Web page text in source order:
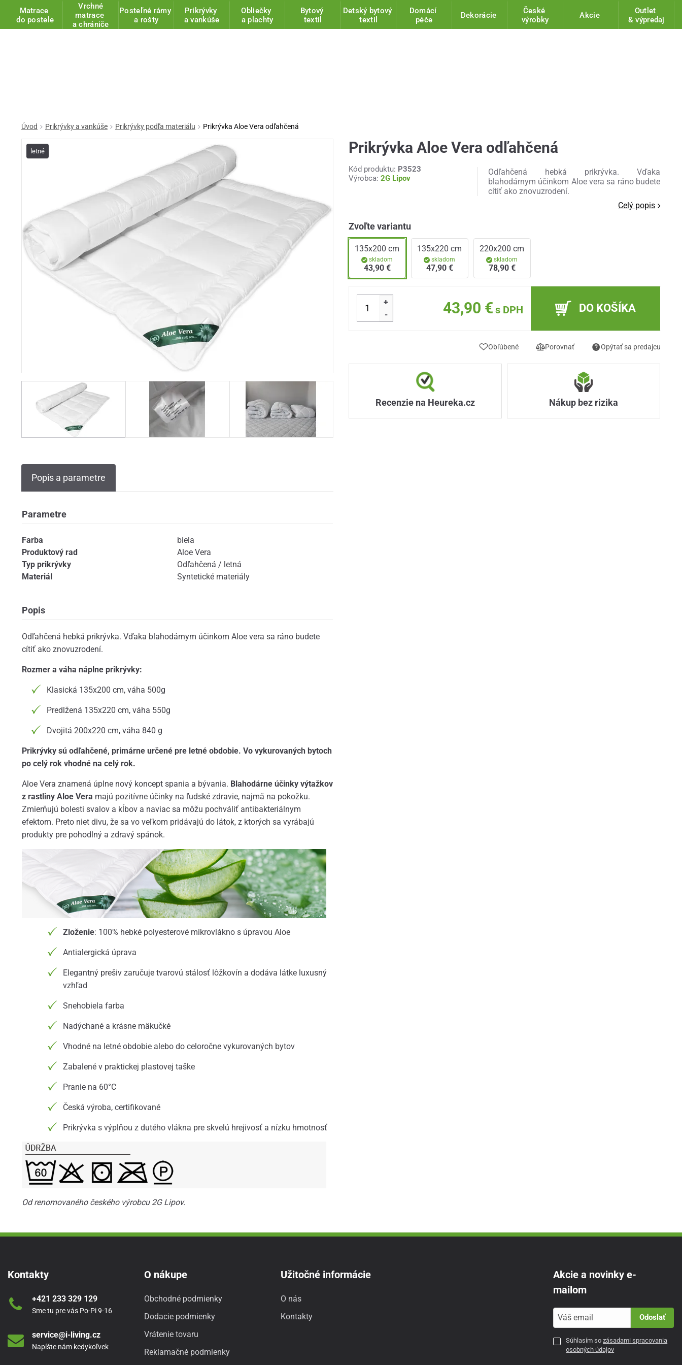
Matrace
do postele
Vrchné
matrace
a chrániče
Posteľné rámy
a rošty
Prikrývky
a vankúše
Obliečky
a plachty
Bytový
textil
Detský bytový
textil
Domácí
péče
Dekorácie
České
výrobky
Akcie
Outlet
& výpredaj
Úvod Prikrývky a vankúše Prikrývky podľa materiálu Prikrývka Aloe Vera odľahčená
letné
Popis a parametre
Parametre
Farba
biela
Produktový rad
Aloe Vera
Typ prikrývky
Odľahčená / letná
Materiál
Syntetické materiály
Popis
Odľahčená hebká prikrývka. Vďaka blahodárnym účinkom Aloe vera sa ráno budete
cítiť ako znovuzrodení.
Rozmer a váha náplne prikrývky:
Klasická 135x200 cm, váha 500g
Predlžená 135x220 cm, váha 550g
Dvojitá 200x220 cm, váha 840 g
Prikrývky sú odľahčené, primárne určené pre letné obdobie. Vo vykurovaných bytoch
po celý rok vhodné na celý rok.
Aloe Vera znamená úplne nový koncept spania a bývania. Blahodárne účinky výtažkov
z rastliny Aloe Vera majú pozitívne účinky na ľudské zdravie, najmä na pokožku.
Zmierňujú bolesti svalov a kĺbov a naviac sa môžu pochváliť antibakteriálnym
efektom. Preto niet divu, že sa vo veľkom pridávajú do látok, z ktorých sa vyrábajú
produkty pre pohodlný a zdravý spánok.
Zloženie: 100% hebké polyesterové mikrovlákno s úpravou Aloe
Antialergická úprava
Elegantný prešiv zaručuje tvarovú stálosť lôžkovín a dodáva látke luxusný
vzhľad
Snehobiela farba
Nadýchané a krásne mäkučké
Vhodné na letné obdobie alebo do celoročne vykurovaných bytov
Zabalené v praktickej plastovej taške
Pranie na 60°C
Česká výroba, certifikované
Prikrývka s výplňou z dutého vlákna pre skvelú hrejivosť a nízku hmotnosť
Od renomovaného českého výrobcu 2G Lipov.
Prikrývka Aloe Vera odľahčená
Kód produktu: P3523
Výrobca: 2G Lipov
Odľahčená hebká prikrývka. Vďaka
blahodárnym účinkom Aloe vera sa ráno budete
cítiť ako znovuzrodení.
Celý popis
Zvoľte variantu
135x200 cm
skladom
43,90 €
135x220 cm
skladom
47,90 €
220x200 cm
skladom
78,90 €
+
-
43,90 € s DPH DO KOŠÍKA
Obľúbené Porovnať Opýtať sa predajcu
Recenzie na Heureka.cz Nákup bez rizika
Kontakty
+421 233 329 129
Sme tu pre vás Po-Pi 9-16
service@i-living.cz
Napíšte nám kedykoľvek
O nákupe
Obchodné podmienky
Dodacie podmienky
Vrátenie tovaru
Reklamačné podmienky
Užitočné informácie
O nás
Kontakty
Akcie a novinky e-
mailom
Odoslať
Súhlasím sozásadami spracovania
osobných údajov